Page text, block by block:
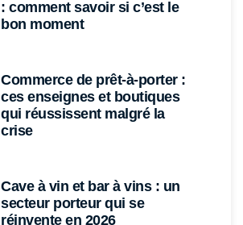
: comment savoir si c’est le
bon moment
Commerce de prêt-à-porter :
ces enseignes et boutiques
qui réussissent malgré la
crise
Cave à vin et bar à vins : un
secteur porteur qui se
réinvente en 2026